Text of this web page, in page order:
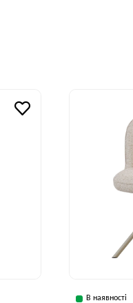
В наявності